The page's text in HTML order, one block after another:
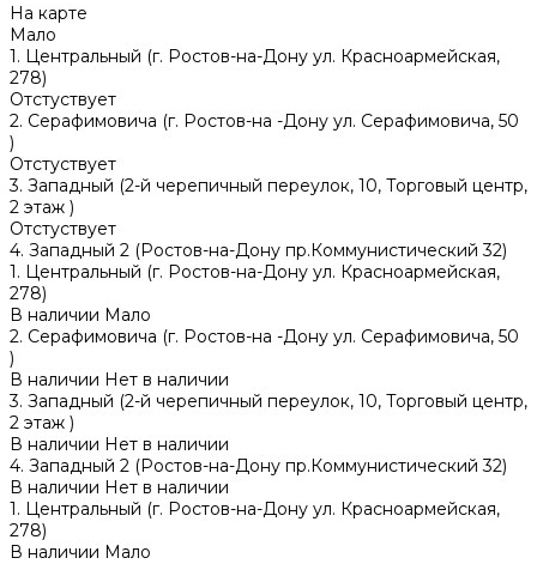
На карте
Мало
1. Центральный (г. Ростов-на-Дону ул. Красноармейская,
278)
Отстуствует
2. Серафимовича (г. Ростов-на -Дону ул. Серафимовича, 50
)
Отстуствует
3. Западный (2-й черепичный переулок, 10, Торговый центр,
2 этаж )
Отстуствует
4. Западный 2 (Ростов-на-Дону пр.Коммунистический 32)
1. Центральный (г. Ростов-на-Дону ул. Красноармейская,
278)
В наличии Мало
2. Серафимовича (г. Ростов-на -Дону ул. Серафимовича, 50
)
В наличии Нет в наличии
3. Западный (2-й черепичный переулок, 10, Торговый центр,
2 этаж )
В наличии Нет в наличии
4. Западный 2 (Ростов-на-Дону пр.Коммунистический 32)
В наличии Нет в наличии
1. Центральный (г. Ростов-на-Дону ул. Красноармейская,
278)
В наличии Мало